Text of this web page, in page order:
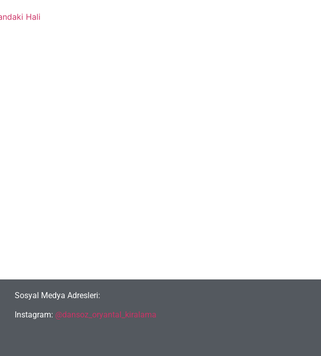
Hali
Sosyal Medya Adresleri:
Instagram: @dansoz_oryantal_kiralama